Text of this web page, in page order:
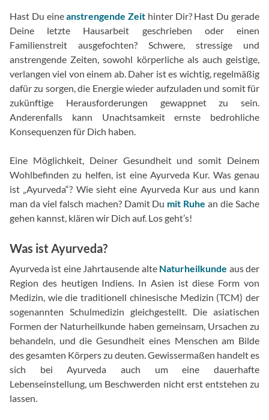
Hast Du eineanstrengende Zeit hinter Dir? Hast Du gerade
Deine letzte Hausarbeit geschrieben oder einen
Familienstreit ausgefochten? Schwere, stressige und
anstrengende Zeiten, sowohl körperliche als auch geistige,
verlangen viel von einem ab. Daher ist es wichtig, regelmäßig
dafür zu sorgen, die Energie wieder aufzuladen und somit für
zukünftige Herausforderungen gewappnet zu sein.
Anderenfalls kann Unachtsamkeit ernste bedrohliche
Konsequenzen für Dich haben.
Eine Möglichkeit, Deiner Gesundheit und somit Deinem
Wohlbefinden zu helfen, ist eine Ayurveda Kur. Was genau
ist „Ayurveda“? Wie sieht eine Ayurveda Kur aus und kann
man da viel falsch machen? Damit Du mit Ruhe an die Sache
gehen kannst, klären wir Dich auf. Los geht’s!
Was ist Ayurveda?
Ayurveda ist eine Jahrtausende alte Naturheilkunde aus der
Region des heutigen Indiens. In Asien ist diese Form von
Medizin, wie die traditionell chinesische Medizin (TCM) der
sogenannten Schulmedizin gleichgestellt. Die asiatischen
Formen der Naturheilkunde haben gemeinsam, Ursachen zu
behandeln, und die Gesundheit eines Menschen am Bilde
des gesamten Körpers zu deuten. Gewissermaßen handelt es
sich bei Ayurveda auch um eine dauerhafte
Lebenseinstellung, um Beschwerden nicht erst entstehen zu
lassen.